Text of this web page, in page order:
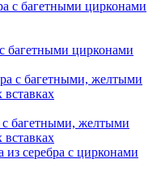
багетными цирконами
с багетными, желтыми